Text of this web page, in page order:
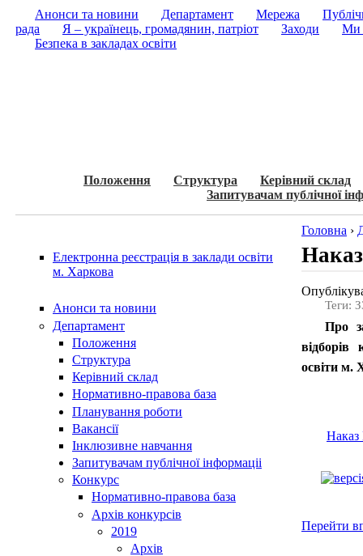
Анонси та новини Департамент Мережа
рада
Я – українець, громадянин, патріот Заходи
Ми
Безпека в закладах освіти
Положення Структура
Керівний склад
Запитувачам публічної
Електронна реєстрація в заклади освіти
м. Харкова
Анонси та новини
Департамент
Положення
Структура
Керівний склад
Нормативно-правова база
Планування роботи
Вакансії
Інклюзивне навчання
Запитувачам публічної інформаціі
Конкурс
Нормативно-правова база
Архів конкурсів
2019
Архів
Головна ›
Теги:
Про
відборів
освіти м.
Наказ
Перейти